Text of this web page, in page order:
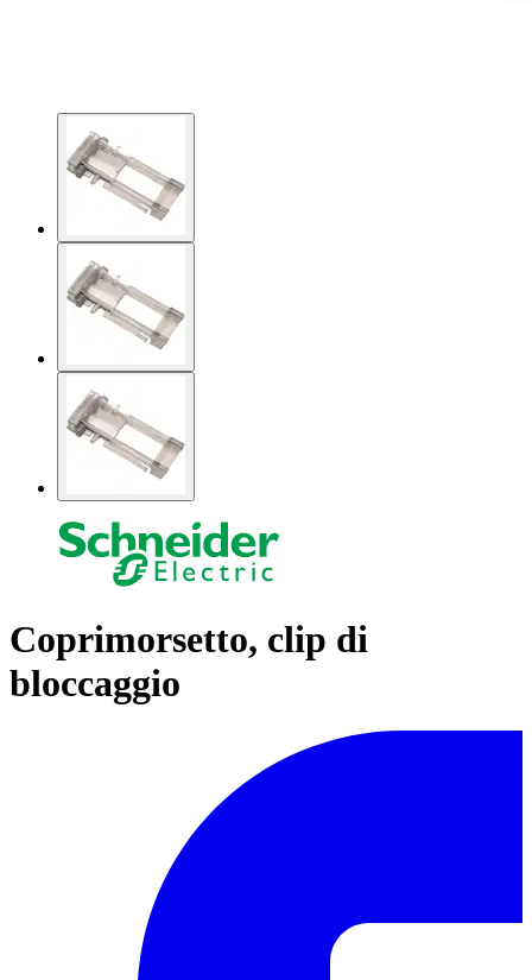
Coprimorsetto, clip di
bloccaggio